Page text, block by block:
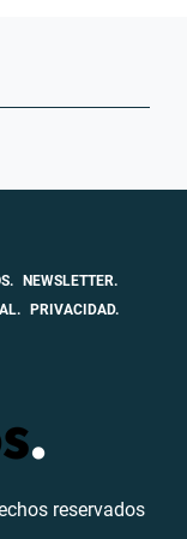
NEWSLETTER.
PRIVACIDAD.
reservados